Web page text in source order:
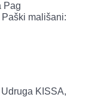
Pag
mališani:
Udruga KISSA,